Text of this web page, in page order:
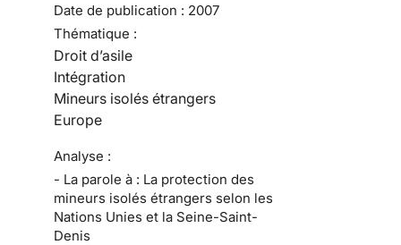
Date de publication : 2007
Thématique :
Droit d’asile
Intégration
Mineurs isolés étrangers
Europe
Analyse :
- La parole à : La protection des
mineurs isolés étrangers selon les
Nations Unies et la Seine-Saint-
Denis